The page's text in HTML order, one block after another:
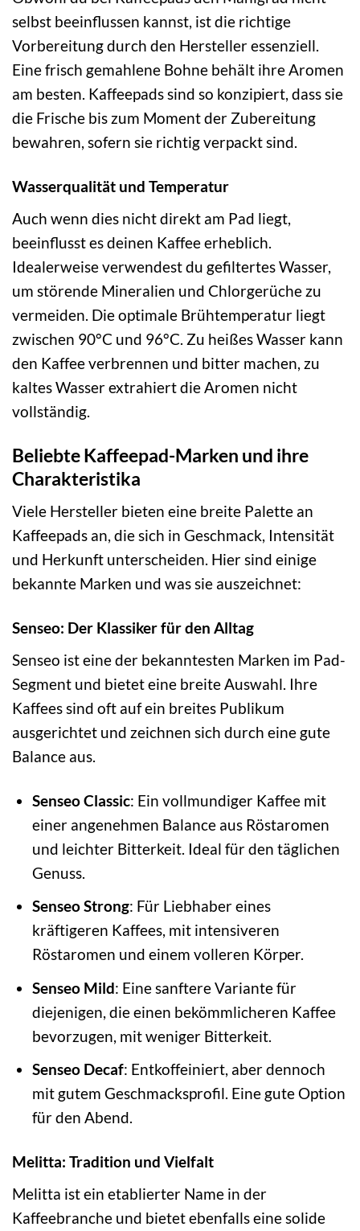
selbst beeinflussen kannst, ist die richtige
Vorbereitung durch den Hersteller essenziell.
Eine frisch gemahlene Bohne behält ihre Aromen
am besten. Kaffeepads sind so konzipiert, dass sie
die Frische bis zum Moment der Zubereitung
bewahren, sofern sie richtig verpackt sind.
Wasserqualität und Temperatur
Auch wenn dies nicht direkt am Pad liegt,
beeinflusst es deinen Kaffee erheblich.
Idealerweise verwendest du gefiltertes Wasser,
um störende Mineralien und Chlorgerüche zu
vermeiden. Die optimale Brühtemperatur liegt
zwischen 90°C und 96°C. Zu heißes Wasser kann
den Kaffee verbrennen und bitter machen, zu
kaltes Wasser extrahiert die Aromen nicht
vollständig.
Beliebte Kaffeepad-Marken und ihre
Charakteristika
Viele Hersteller bieten eine breite Palette an
Kaffeepads an, die sich in Geschmack, Intensität
und Herkunft unterscheiden. Hier sind einige
bekannte Marken und was sie auszeichnet:
Senseo: Der Klassiker für den Alltag
Senseo ist eine der bekanntesten Marken im Pad-
Segment und bietet eine breite Auswahl. Ihre
Kaffees sind oft auf ein breites Publikum
ausgerichtet und zeichnen sich durch eine gute
Balance aus.
Senseo Classic: Ein vollmundiger Kaffee mit
einer angenehmen Balance aus Röstaromen
und leichter Bitterkeit. Ideal für den täglichen
Genuss.
Senseo Strong: Für Liebhaber eines
kräftigeren Kaffees, mit intensiveren
Röstaromen und einem volleren Körper.
Senseo Mild: Eine sanftere Variante für
diejenigen, die einen bekömmlicheren Kaffee
bevorzugen, mit weniger Bitterkeit.
Senseo Decaf: Entkoffeiniert, aber dennoch
mit gutem Geschmacksprofil. Eine gute Option
für den Abend.
Melitta: Tradition und Vielfalt
Melitta ist ein etablierter Name in der
Kaffeebranche und bietet ebenfalls eine solide